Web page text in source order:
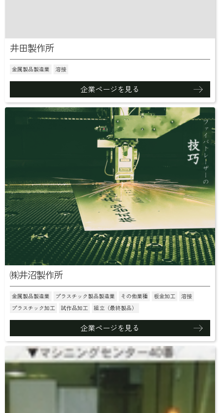
井田製作所
金属製品製造業 溶接
企業ページを見る
㈱井沼製作所
金属製品製造業 プラスチック製品製造業 その他業種 板金加工
溶接
プラスチック加工
試作品加工 組立（最終製品）
企業ページを見る